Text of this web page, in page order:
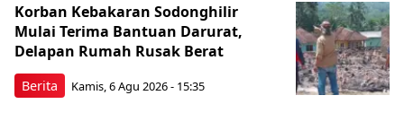
Berita
Korban Kebakaran Sodonghilir
Mulai Terima Bantuan Darurat,
Delapan Rumah Rusak Berat
Kamis, 6 Agu 2026 - 15:35